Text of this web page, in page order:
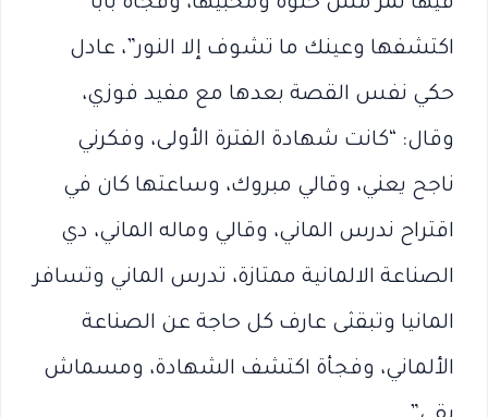
اكتشفها وعينك ما تشوف إلا النور”، عادل
حكي نفس القصة بعدها مع مفيد فوزي،
وقال: “كانت شهادة الفترة الأولى، وفكرني
ناجح يعني، وقالي مبروك، وساعتها كان في
اقتراح ندرس الماني، وقالي وماله الماني، دي
الصناعة الالمانية ممتازة، تدرس الماني وتسافر
المانيا وتبقثى عارف كل حاجة عن الصناعة
الألماني، وفجأة اكتشف الشهادة، ومسماش